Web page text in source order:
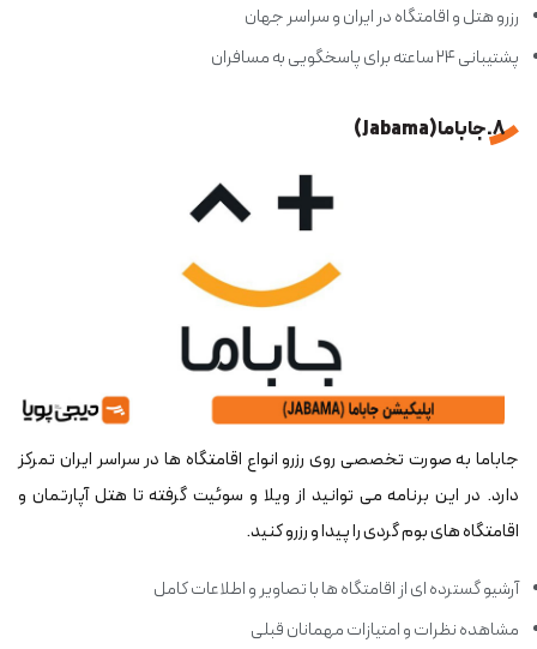
رزرو هتل و اقامتگاه در ایران و سراسر جهان
پشتیبانی ۲۴ ساعته برای پاسخگویی به مسافران
8. جاباما (Jabama)
جاباما به صورت تخصصی روی رزرو انواع اقامتگاه ها در سراسر ایران تمرکز
دارد. در این برنامه می توانید از ویلا و سوئیت گرفته تا هتل آپارتمان و
اقامتگاه های بوم گردی را پیدا و رزرو کنید.
آرشیو گسترده ای از اقامتگاه ها با تصاویر و اطلاعات کامل
مشاهده نظرات و امتیازات مهمانان قبلی